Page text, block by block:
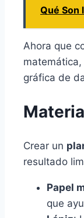
Qué Son
Ahora que
gráfica de
Crear un
resultado
Papel
que